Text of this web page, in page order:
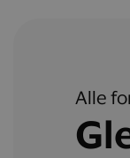
Alle